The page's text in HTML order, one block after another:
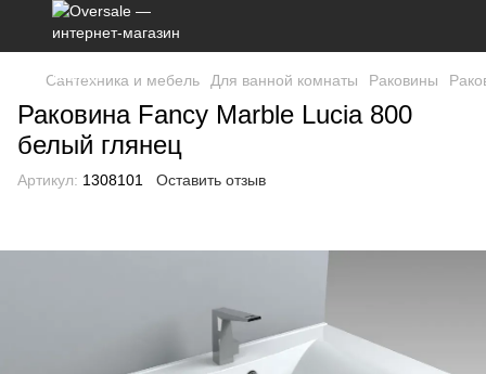
Сантехника и мебель Для ванной комнаты Раковины
Раковина Fancy Marble Lucia 800
белый глянец
Артикул: 1308101 Оставить отзыв